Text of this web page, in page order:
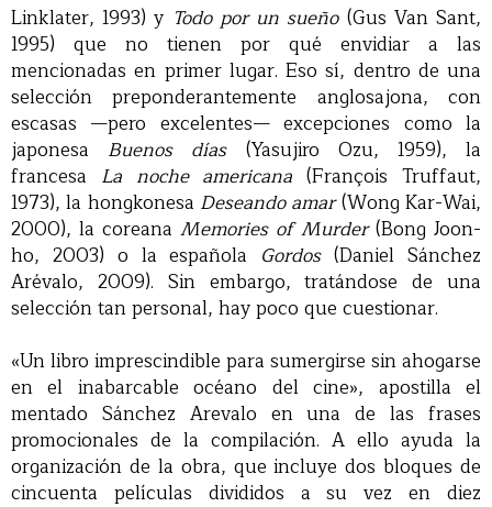
Linklater, 1993) y Todo por un sueño(Gus Van Sant,
1995) que no tienen por qué envidiar a las
mencionadas en primer lugar. Eso sí, dentro de una
selección preponderantemente anglosajona, con
escasas —pero excelentes— excepciones como la
japonesa Buenos días(Yasujiro Ozu, 1959), la
francesa La noche americana (François Truffaut,
1973), la hongkonesa Deseando amar(Wong Kar-Wai,
2000), la coreana Memories of Murder(Bong Joon-
ho, 2003) o la española Gordos(Daniel Sánchez
Arévalo, 2009). Sin embargo, tratándose de una
selección tan personal, hay poco que cuestionar.
«Un libro imprescindible para sumergirse sin ahogarse
en el inabarcable océano del cine», apostilla el
mentado Sánchez Arevalo en una de las frases
promocionales de la compilación. A ello ayuda la
organización de la obra, que incluye dos bloques de
cincuenta películas divididos a su vez en diez